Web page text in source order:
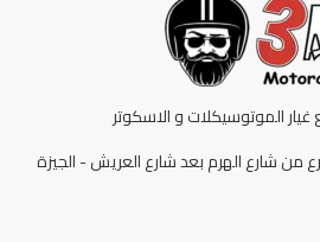
الموتوسيكلات و الاسكوتر
من شارع الهرم بعد شارع العريش - الجيزة